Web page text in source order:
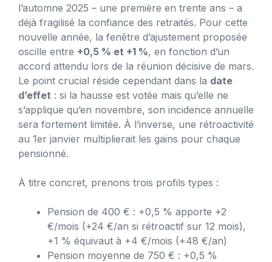
l’automne 2025 – une première en trente ans – a
déjà fragilisé la confiance des retraités. Pour cette
nouvelle année, la fenêtre d’ajustement proposée
oscille entre +0,5 % et +1 %, en fonction d’un
accord attendu lors de la réunion décisive de mars.
Le point crucial réside cependant dans la date
d’effet : si la hausse est votée mais qu’elle ne
s’applique qu’en novembre, son incidence annuelle
sera fortement limitée. À l’inverse, une rétroactivité
au 1er janvier multiplierait les gains pour chaque
pensionné.
À titre concret, prenons trois profils types :
Pension de 400 € : +0,5 % apporte +2
€/mois (+24 €/an si rétroactif sur 12 mois),
+1 % équivaut à +4 €/mois (+48 €/an)
Pension moyenne de 750 € : +0,5 %